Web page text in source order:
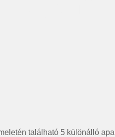
található 5 különálló